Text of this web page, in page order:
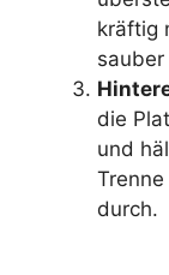
kräftig
die
und
durch.